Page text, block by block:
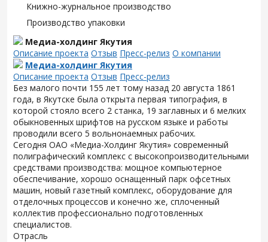
Книжно-журнальное производство
Производство упаковки
Медиа-холдинг Якутия
Описание проекта Отзыв Пресс-релиз О компании
Медиа-холдинг Якутия
Описание проекта Отзыв Пресс-релиз
Без малого почти 155 лет тому назад 20 августа 1861
года, в Якутске была открыта первая типография, в
которой стояло всего 2 станка, 19 заглавных и 6 мелких
обыкновенных шрифтов на русском языке и работы
проводили всего 5 вольнонаемных рабочих.
Сегодня ОАО «Медиа-Холдинг Якутия» современный
полиграфический комплекс с высокопроизводительными
средствами производства: мощное компьютерное
обеспечивание, хорошо оснащенный парк офсетных
машин, новый газетный комплекс, оборудование для
отделочных процессов и конечно же, сплоченный
коллектив профессионально подготовленных
специалистов.
Отрасль